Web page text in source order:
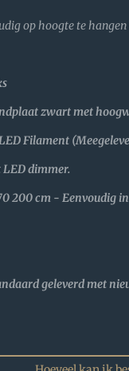
op hoogte te hangen
zwart met
Filament
dimmer.
cm - Eenvoudig
geleverd met